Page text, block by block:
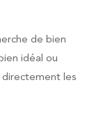
de bien
idéal ou
les